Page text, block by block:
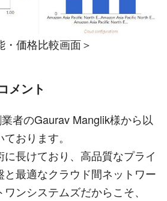
・価格比較画面＞
メント
者のGaurav Manglik様から以
おります。
に長けており、高品質なプライ
最適なクラウド間ネットワー
ンシステムズだからこそ、